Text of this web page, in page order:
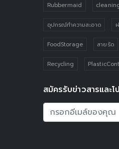
Rubbermaid
อุปกรณ์ทำความสะอาด
FoodStorage สายรัด
Recycling
สมัครรับข่าวสารและโ